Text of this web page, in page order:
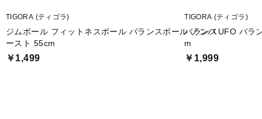
TIGORA (ティゴラ)
ジムボール フィットネスボール バランスボール ノンバ
ースト 55cm
￥1,499
TIGORA (ティゴラ)
バランスUFO バランスボード 直径約39.5cm×高さ約10c
m
￥1,999